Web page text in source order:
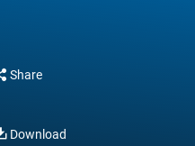
Share
Download